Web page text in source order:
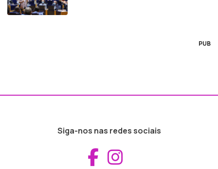
PUB
Siga-nos nas redes sociais
Aceder ao